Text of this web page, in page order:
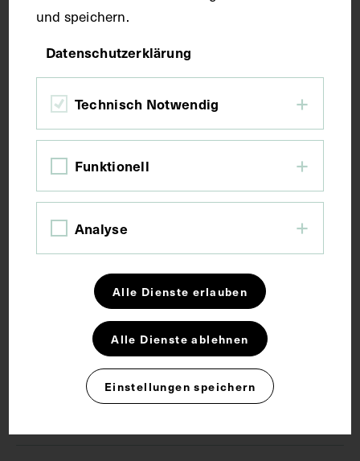
Maße
Kurzbeschreibung
Die Fotografie wurde von Eduard Wondrak
Geburtshaus
Gedenktafel
Sozialpolitik
und speichern.
Datenschutzerklärung
Technisch Notwendig
Funktionell
Analyse
Alle Dienste erlauben
Alle Dienste ablehnen
Einstellungen speichern